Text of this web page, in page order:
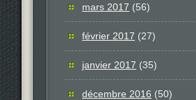
mars 2017 (56)
février 2017 (27)
janvier 2017 (35)
décembre 2016 (50)